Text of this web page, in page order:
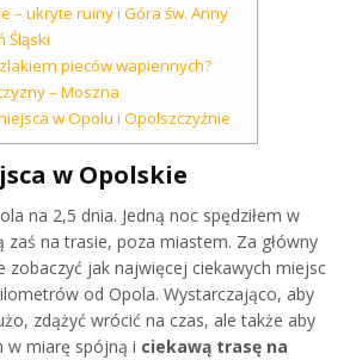
– ukryte ruiny i Góra św. Anny
Śląski
pieców wapiennych?
– Moszna
w Opolu i Opolszczyźnie
w Opolskie
na 2,5 dnia. Jedną noc spędziłem w
zaś na trasie, poza miastem. Za główny
zobaczyć jak najwięcej ciekawych miejsc
od Opola. Wystarczająco, aby
zdążyć wrócić na czas, ale także aby
w miarę spójną i ciekawą trasę na